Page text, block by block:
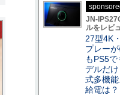
JN-
ルをレビ
27型4K
プレー
もPS5
デルだ
式多機
給電は？